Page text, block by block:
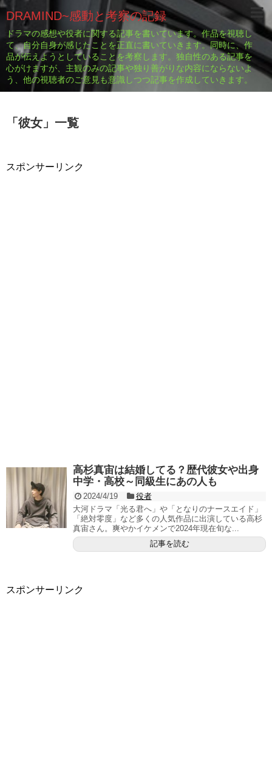
DRAMIND~感動と考察の記録
ドラマの感想や役者に関する記事を書いています。作品を視聴し
て、自分自身が感じたことを正直に書いていきます。同時に、作
品が伝えようとしていることを考察します。独自性のある記事を
心がけますが、主観のみの記事や独り善がりな内容にならないよ
う、他の視聴者のご意見も意識しつつ記事を作成していきます。
「 彼女 」 一覧
スポンサーリンク
高杉真宙は結婚してる？歴代彼女や出身
中学・高校～同級生にあの人も
2024/4/19
役者
大河ドラマ「光る君へ」や「となりのナースエイド」
「絶対零度」など多くの人気作品に出演している高杉
真宙さん。爽やかイケメンで2024年現在旬な...
記事を読む
スポンサーリンク